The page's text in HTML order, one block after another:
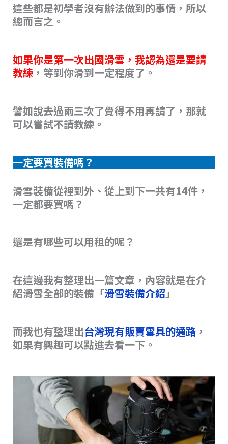
這些都是初學者沒有辦法做到的事情，所以
總而言之。
如果你是第一次出國滑雪，我認為還是要請
教練 ，等到你滑到一定程度了。
譬如說去過兩三次了覺得不用再請了，那就
可以嘗試不請教練。
一定要買裝備嗎？
滑雪裝備從裡到外、從上到下一共有14件，
一定都要買嗎？
還是有哪些可以用租的呢？
在這邊我有整理出一篇文章，內容就是在介
紹滑雪全部的裝備「滑雪裝備介紹」
而我也有整理出台灣現有販賣雪具的通路，
如果有興趣可以點進去看一下。